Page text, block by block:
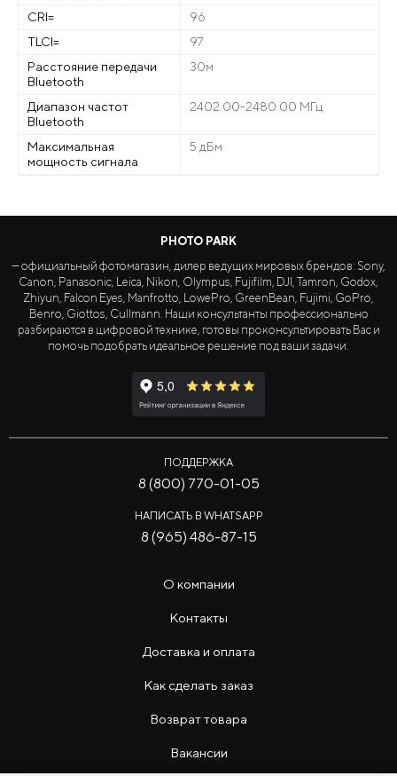
CRI=
96
TLCI=
97
Расстояние передачи
Bluetooth
30м
Диапазон частот
Bluetooth
2402.00-2480.00 МГц
Максимальная
мощность сигнала
5 дБм
PHOTO PARK
— официальный фотомагазин, дилер ведущих мировых брендов: Sony,
Canon, Panasonic, Leica, Nikon, Olympus, Fujifilm, DJI, Tamron, Godox,
Zhiyun, Falcon Eyes, Manfrotto, LowePro, GreenBean, Fujimi, GoPro,
Benro, Giottos, Cullmann. Наши консультанты профессионально
разбираются в цифровой технике, готовы проконсультировать Вас и
помочь подобрать идеальное решение под ваши задачи.
ПОДДЕРЖКА
8 (800) 770-01-05
НАПИСАТЬ В WHATSAPP
8 (965) 486-87-15
О компании
Контакты
Доставка и оплата
Как сделать заказ
Возврат товара
Вакансии